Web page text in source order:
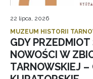
22 lipca, 2026
MUZEUM HISTORII
GDY
NOWOŚCI W
TARNOWSKIEJ –